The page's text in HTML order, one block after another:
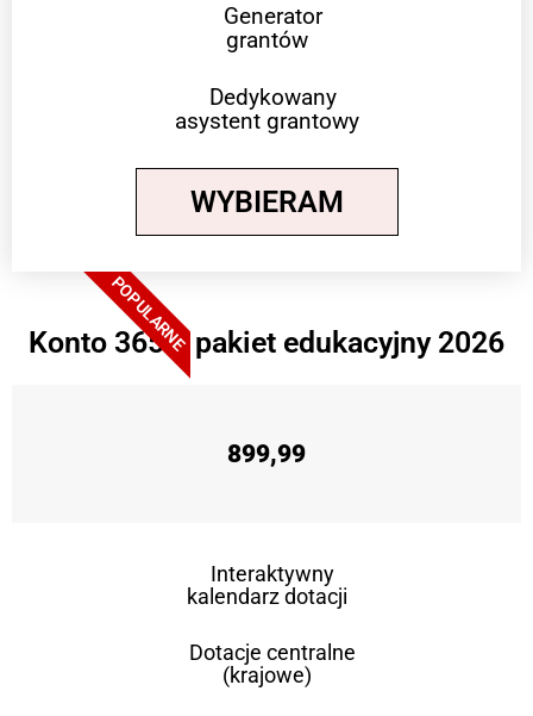
Generator
grantów
Dedykowany
asystent grantowy
WYBIERAM
POPULARNE
Konto 365 + pakiet edukacyjny 2026
899,99
Interaktywny
kalendarz dotacji
Dotacje centralne
(krajowe)